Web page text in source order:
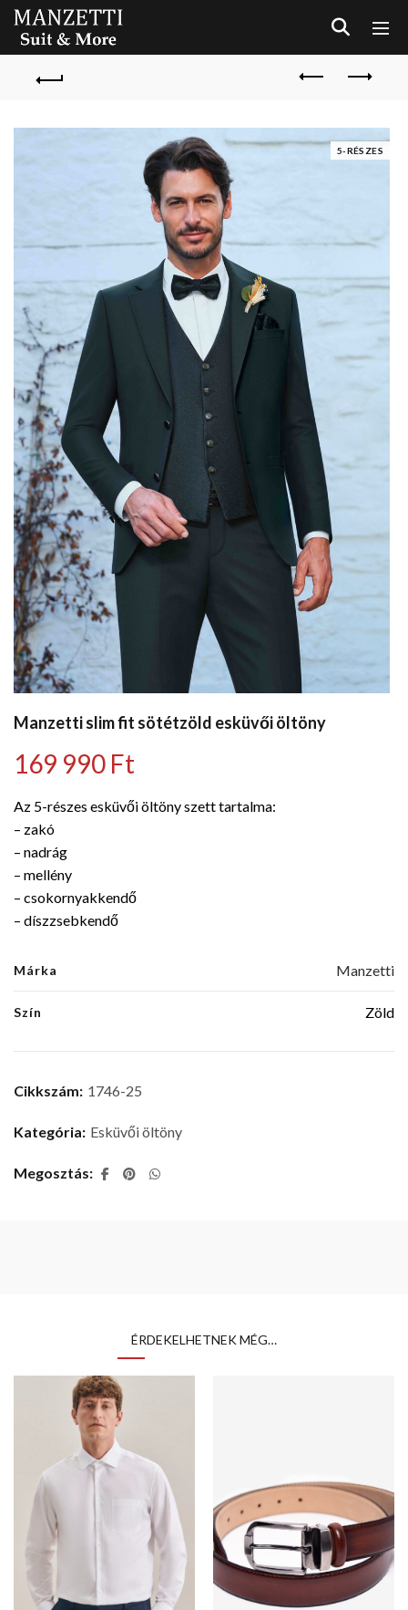
5-RÉSZES
Manzetti slim fit sötétzöld esküvői öltöny
169 990 Ft
Az 5-részes esküvői öltöny szett tartalma:
– zakó
– nadrág
– mellény
– csokornyakkendő
– díszzsebkendő
Márka Manzetti
Szín Zöld
Cikkszám: 1746-25
Kategória: Esküvői öltöny
Megosztás
ÉRDEKELHETNEK MÉG…